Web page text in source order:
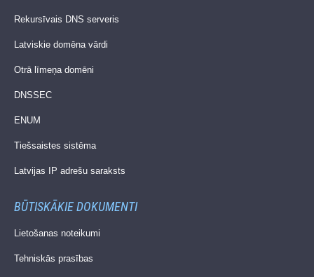
Rekursīvais DNS serveris
Latviskie domēna vārdi
Otrā līmeņa domēni
DNSSEC
ENUM
Tiešsaistes sistēma
Latvijas IP adrešu saraksts
BŪTISKĀKIE DOKUMENTI
Lietošanas noteikumi
Tehniskās prasības